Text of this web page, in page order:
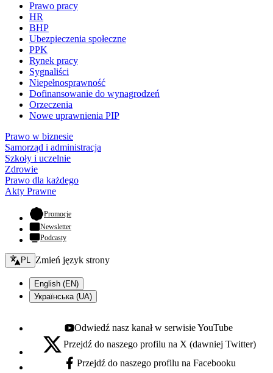
Prawo pracy
HR
BHP
Ubezpieczenia społeczne
PPK
Rynek pracy
Sygnaliści
Niepełnosprawność
Dofinansowanie do wynagrodzeń
Orzeczenia
Nowe uprawnienia PIP
Prawo w biznesie
Samorząd i administracja
Szkoły i uczelnie
Zdrowie
Prawo dla każdego
Akty Prawne
Promocje- otwiera się w nowej karcie
Newsletter
Podcasty
Zmień język - bieżący:
PL Zmień język strony
English (EN)
Українська (UA)
Youtube - otwiera się w nowej karcie
Odwiedź nasz kanał w serwisie YouTube
X - otwiera się w nowej karcie
Przejdź do naszego profilu na X (dawniej Twitter)
Facebook - otwiera się w nowej karcie
Przejdź do naszego profilu na Facebooku